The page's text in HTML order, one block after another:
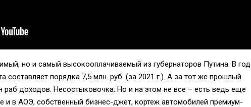
но и самый высокооплачиваемый из губернаторов Путина. В год
составляет порядка 7,5 млн. руб. (за 2021 г.). А за тот же прошлый
раб доходов. Несостыковочка. Но и на этом не все – есть ведь еще
и в АОЭ, собственный бизнес-джет, кортеж автомобилей премиум-